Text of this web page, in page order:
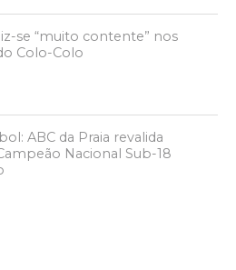
se “muito contente” nos
Colo-Colo
ABC da Praia revalida
Nacional Sub-18